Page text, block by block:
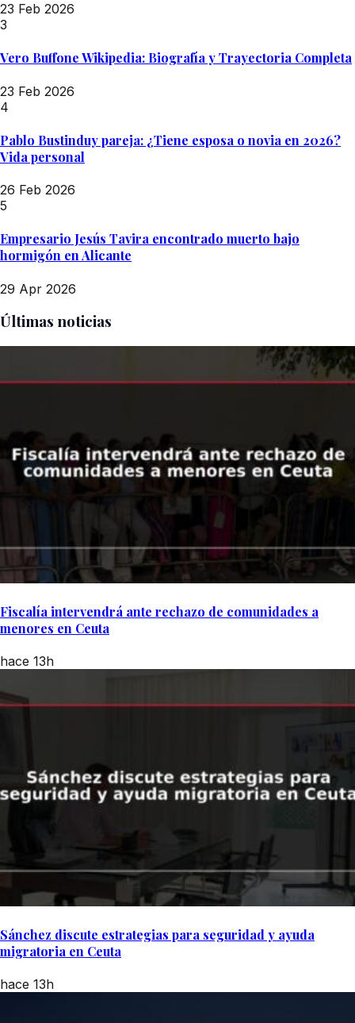
23 Feb 2026
3
Vero Buffone Wikipedia: Biografía y Trayectoria Completa
23 Feb 2026
4
Pablo Bustinduy pareja: ¿Tiene esposa o novia en 2026?
Vida personal
26 Feb 2026
5
Empresario Jesús Tavira encontrado muerto bajo
hormigón en Alicante
29 Apr 2026
Últimas noticias
Fiscalía intervendrá ante rechazo de comunidades a
menores en Ceuta
hace 13h
Sánchez discute estrategias para seguridad y ayuda
migratoria en Ceuta
hace 13h